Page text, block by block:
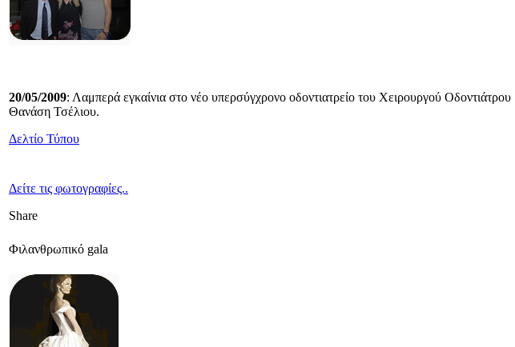
20/05/2009: Λαμπερά εγκαίνια στο νέο υπερσύγχρονο οδοντιατρείο του Χειρουργού Οδοντιάτρου
Θανάση Τσέλιου.
Δελτίο Τύπου
Δείτε τις φωτογραφίες..
Share
Φιλανθρωπικό gala